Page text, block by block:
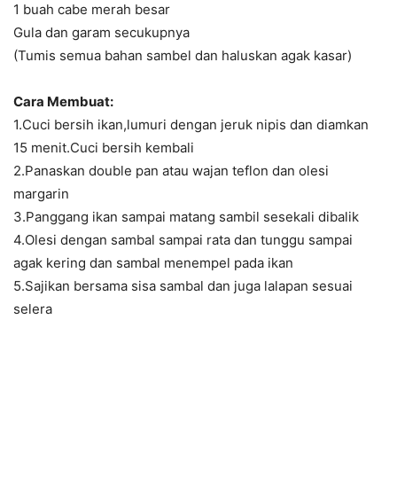
1 buah cabe merah besar
Gula dan garam secukupnya
(Tumis semua bahan sambel dan haluskan agak kasar)
Cara Membuat:
1.Cuci bersih ikan,lumuri dengan jeruk nipis dan diamkan
15 menit.Cuci bersih kembali
2.Panaskan double pan atau wajan teflon dan olesi
margarin
3.Panggang ikan sampai matang sambil sesekali dibalik
4.Olesi dengan sambal sampai rata dan tunggu sampai
agak kering dan sambal menempel pada ikan
5.Sajikan bersama sisa sambal dan juga lalapan sesuai
selera